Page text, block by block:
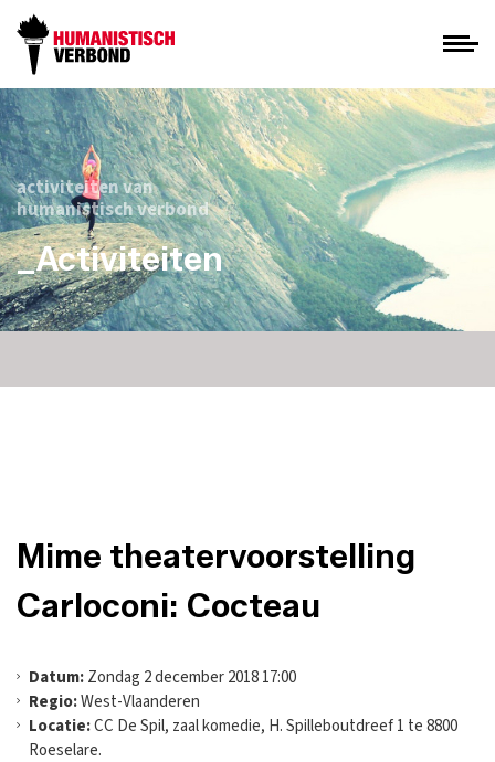
activiteiten van
humanistisch verbond
_Activiteiten
Mime theatervoorstelling
Carloconi: Cocteau
Datum:Zondag 2 december 2018 17:00
Regio:West-Vlaanderen
Locatie:CC De Spil, zaal komedie, H. Spilleboutdreef 1 te 8800
Roeselare.